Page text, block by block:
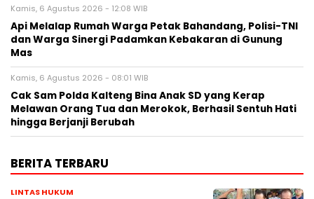
Kamis, 6 Agustus 2026 - 12:08 WIB
Api Melalap Rumah Warga Petak Bahandang, Polisi-TNI
dan Warga Sinergi Padamkan Kebakaran di Gunung
Mas
Kamis, 6 Agustus 2026 - 08:01 WIB
Cak Sam Polda Kalteng Bina Anak SD yang Kerap
Melawan Orang Tua dan Merokok, Berhasil Sentuh Hati
hingga Berjanji Berubah
BERITA TERBARU
LINTAS HUKUM